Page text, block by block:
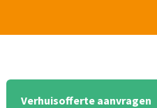
Verhuisofferte aanvragen